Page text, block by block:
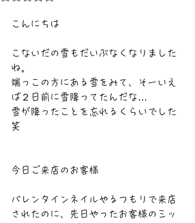
こんにちは
こないだの雪もだいぶなくなりました
ね。
端っこの方にある雪をみて、そーいえ
ば２日前に雪降ってたんだな…
雪が降ったことを忘れるくらいでした
笑
今日ご来店のお客様
バレンタインネイルやるつもりで来店
されたのに、先日やったお客様のミッ